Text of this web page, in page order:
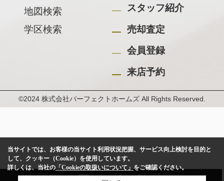
地図検索
学区検索
スタッフ紹介
売却査定
会員登録
来店予約
©2024 株式会社パーフェクトホームズ All Rights Reserved.
当サイトでは、お客様の当サイト利用状況把握、サービス向上検討を目的と
して、クッキー（Cookie）を使用しています。
詳しくは、当社の「Cookieの取扱いについて」をご確認ください。